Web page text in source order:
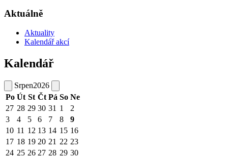
Aktuálně
Aktuality
Kalendář akcí
Kalendář
Srpen2026
Po Út St Čt Pá So Ne
27 28 29 30 31 1
2
3
4 5 6 7 8
9
10 11 12 13 14 15 16
17 18 19 20 21 22 23
24 25 26 27 28 29 30